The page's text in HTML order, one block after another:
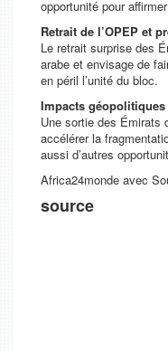
opportunité pour
Retrait de l’OPEP et
Le retrait surprise des
arabe et envisage de
en péril l’unité du bloc.
Impacts géopolitiques
Une sortie des Émirats
accélérer la
aussi d’autres
Africa24monde avec
source